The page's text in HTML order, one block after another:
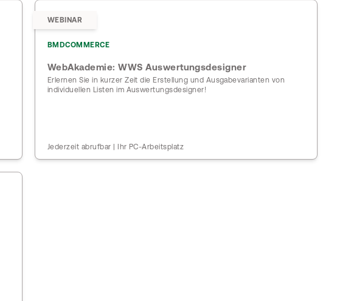
WEBINAR
BMDCOMMERCE
WebAkademie: WWS Auswertungsdesigner
Erlernen Sie in kurzer Zeit die Erstellung und Ausgabevarianten von
individuellen Listen im Auswertungsdesigner!
Jederzeit abrufbar | Ihr PC-Arbeitsplatz